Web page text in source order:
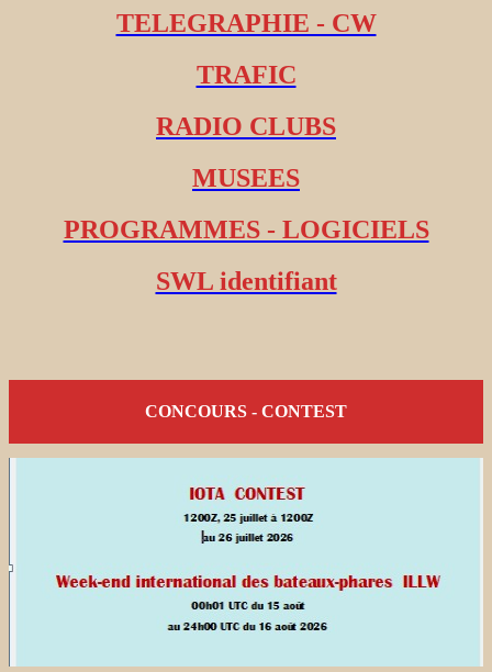
TELEGRAPHIE - CW
TRAFIC
RADIO CLUBS
MUSEES
PROGRAMMES - LOGICIELS
SWL identifiant
CONCOURS - CONTEST